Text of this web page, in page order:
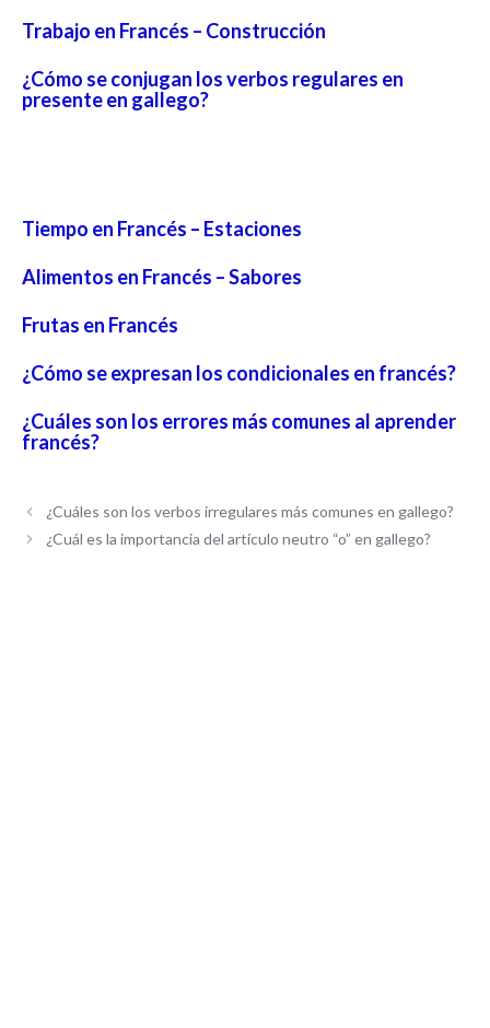
Trabajo en Francés – Construcción
¿Cómo se conjugan los verbos regulares en
presente en gallego?
Tiempo en Francés – Estaciones
Alimentos en Francés – Sabores
Frutas en Francés
¿Cómo se expresan los condicionales en francés?
¿Cuáles son los errores más comunes al aprender
francés?
¿Cuáles son los verbos irregulares más comunes en gallego?
¿Cuál es la importancia del artículo neutro “o” en gallego?